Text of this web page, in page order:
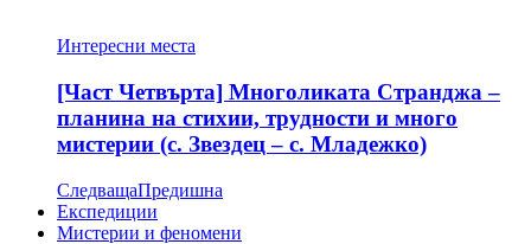
Интересни места
[Част Четвърта] Многоликата Странджа –
планина на стихии, трудности и много
мистерии (с. Звездец – с. Младежко)
СледващаПредишна
Експедиции
Мистерии и феномени